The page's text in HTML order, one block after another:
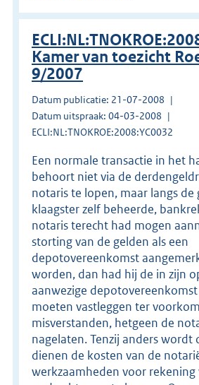
Kamer van toezicht
9/2007
Datum publicatie: 21-07-2008
Datum uitspraak: 04-03-2008
ECLI:NL:TNOKROE:2008:YC0032
Een normale transactie in het
behoort niet via de
notaris te lopen, maar langs
klaagster zelf beheerde,
notaris terecht had mogen
storting van de gelden als een
depotovereenkomst
worden, dan had hij de in zijn
aanwezige
moeten vastleggen ter
misverstanden, hetgeen de
nagelaten. Tenzij anders wordt
dienen de kosten van de
werkzaamheden voor rekening